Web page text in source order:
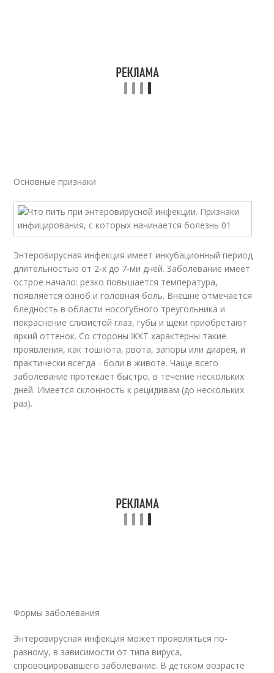
Основные признаки
Энтеровирусная инфекция имеет инкубационный период
длительностью от 2-х до 7-ми дней. Заболевание имеет
острое начало: резко повышается температура,
появляется озноб и головная боль. Внешне отмечается
бледность в области носогубного треугольника и
покраснение слизистой глаз, губы и щеки приобретают
яркий оттенок. Со стороны ЖКТ характерны такие
проявления, как тошнота, рвота, запоры или диарея, и
практически всегда - боли в животе. Чаще всего
заболевание протекает быстро, в течение нескольких
дней. Имеется склонность к рецидивам (до нескольких
раз).
Формы заболевания
Энтеровирусная инфекция может проявляться по-
разному, в зависимости от типа вируса,
спровоцировавшего заболевание. В детском возрасте